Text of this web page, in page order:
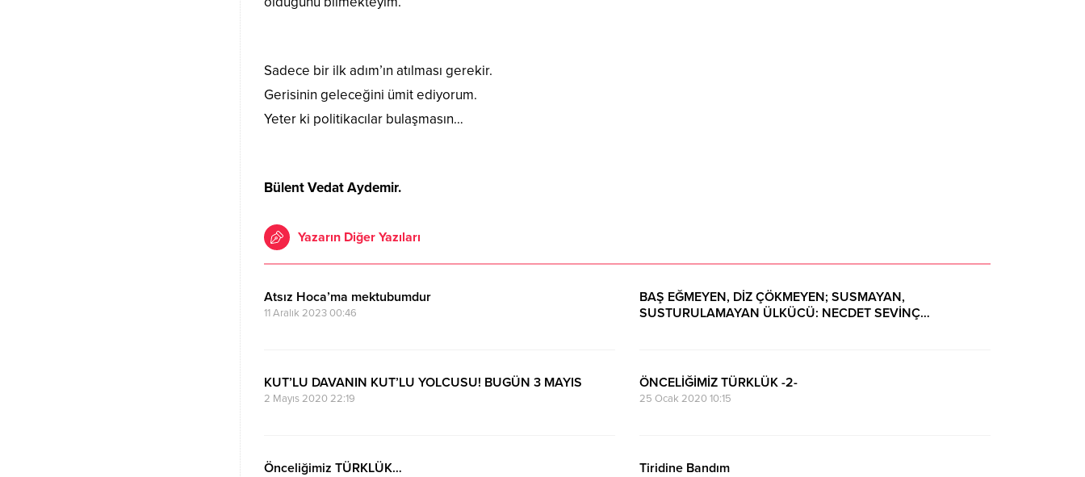
Sadece bir ilk adım’ın atılması gerekir.
Gerisinin geleceğini ümit ediyorum.
Yeter ki politikacılar bulaşmasın…
Bülent Vedat Aydemir.
Yazarın Diğer Yazıları
Atsız Hoca’ma mektubumdur
11 Aralık 2023 00:46
BAŞ EĞMEYEN, DİZ ÇÖKMEYEN; SUSMAYAN,
SUSTURULAMAYAN ÜLKÜCÜ: NECDET SEVİNÇ…
KUT’LU DAVANIN KUT’LU YOLCUSU! BUGÜN 3 MAYIS
2 Mayıs 2020 22:19
ÖNCELİĞİMİZ TÜRKLÜK -2-
25 Ocak 2020 10:15
Önceliğimiz TÜRKLÜK… Tiridine Bandım